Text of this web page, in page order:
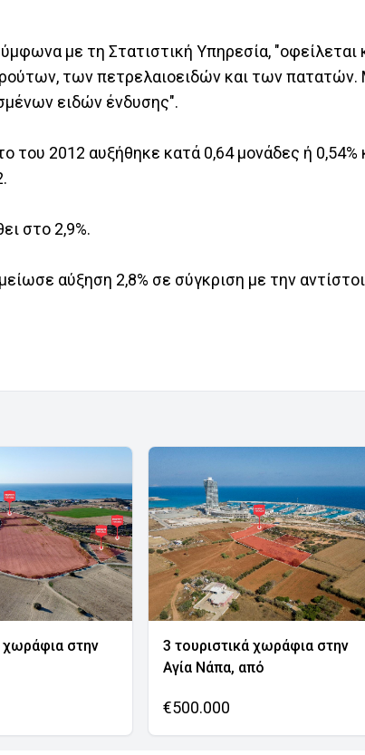
με τη Στατιστική Υπηρεσία, "οφείλεται
των πετρελαιοειδών και των πατατών.
ειδών ένδυσης".
του 2012 αυξήθηκε κατά 0,64 μονάδες ή 0,54%
στο 2,9%.
αύξηση 2,8% σε σύγκριση με την
χωράφια στην
3 τουριστικά χωράφια στην
Αγία Νάπα, από
€500.000